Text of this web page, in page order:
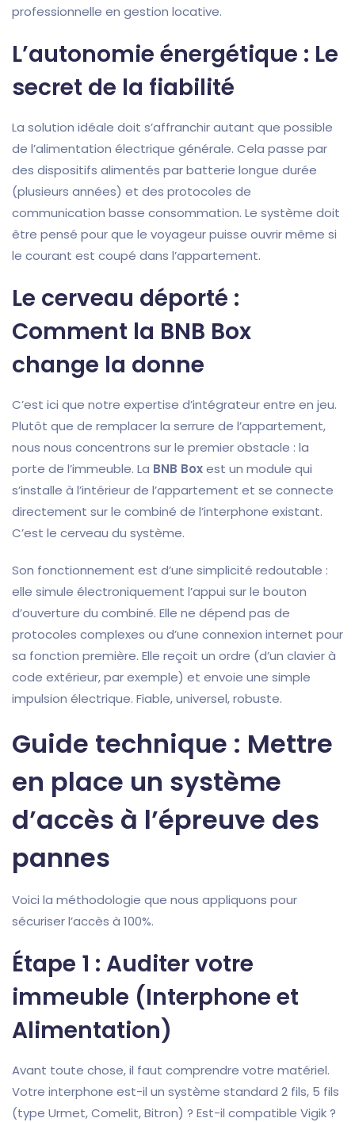
professionnelle en gestion locative.
L’autonomie énergétique : Le
secret de la fiabilité
La solution idéale doit s’affranchir autant que possible
de l’alimentation électrique générale. Cela passe par
des dispositifs alimentés par batterie longue durée
(plusieurs années) et des protocoles de
communication basse consommation. Le système doit
être pensé pour que le voyageur puisse ouvrir même si
le courant est coupé dans l’appartement.
Le cerveau déporté :
Comment la BNB Box
change la donne
C’est ici que notre expertise d’intégrateur entre en jeu.
Plutôt que de remplacer la serrure de l’appartement,
nous nous concentrons sur le premier obstacle : la
porte de l’immeuble. La BNB Boxest un module qui
s’installe à l’intérieur de l’appartement et se connecte
directement sur le combiné de l’interphone existant.
C’est le cerveau du système.
Son fonctionnement est d’une simplicité redoutable :
elle simule électroniquement l’appui sur le bouton
d’ouverture du combiné. Elle ne dépend pas de
protocoles complexes ou d’une connexion internet pour
sa fonction première. Elle reçoit un ordre (d’un clavier à
code extérieur, par exemple) et envoie une simple
impulsion électrique. Fiable, universel, robuste.
Guide technique : Mettre
en place un système
d’accès à l’épreuve des
pannes
Voici la méthodologie que nous appliquons pour
sécuriser l’accès à 100%.
Étape 1 : Auditer votre
immeuble (Interphone et
Alimentation)
Avant toute chose, il faut comprendre votre matériel.
Votre interphone est-il un système standard 2 fils, 5 fils
(type Urmet, Comelit, Bitron) ? Est-il compatible Vigik ?